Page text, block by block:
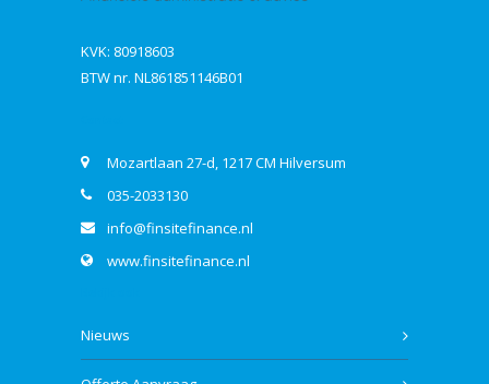
KVK: 80918603
BTW nr. NL861851146B01
Mozartlaan 27-d, 1217 CM Hilversum
035-2033130
info@finsitefinance.nl
www.finsitefinance.nl
Nieuws